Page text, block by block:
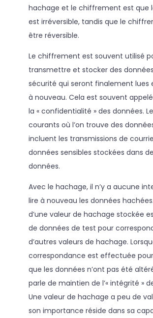
hachage et le chiffrement est que
est irréversible, tandis que le
être réversible.
Le chiffrement est souvent utilisé
transmettre et stocker des
sécurité qui seront finalement lues
à nouveau. Cela est souvent
la « confidentialité » des données.
courants où l’on trouve des
incluent les transmissions de
données sensibles stockées dans
données.
Avec le hachage, il n’y a aucune
lire à nouveau les données
d’une valeur de hachage stockée
de données de test pour
d’autres valeurs de hachage.
correspondance est effectuée pour
que les données n’ont pas été
parle de maintien de l’« intégrité »
Une valeur de hachage a peu de
son importance réside dans sa